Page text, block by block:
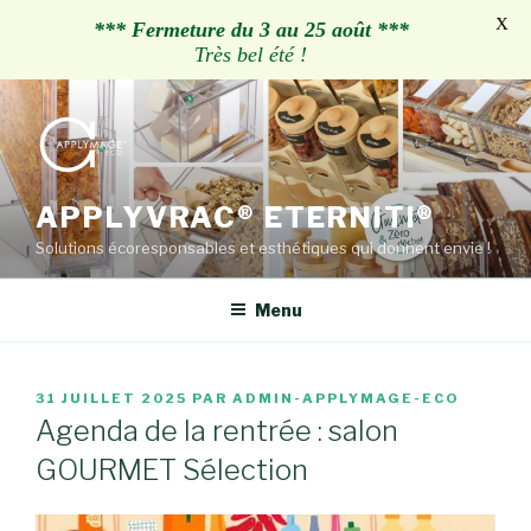
Aller
au
contenu
principal
APPLYVRAC® ETERNITI®
Solutions écoresponsables et esthétiques qui donnent envie !
Menu
PUBLIÉ
LE
31 JUILLET 2025 PAR ADMIN-APPLYMAGE-ECO
Agenda de la rentrée : salon
GOURMET Sélection
*** Fermeture du 3 au 25 août ***
Très bel été !
X